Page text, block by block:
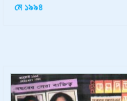
মে ১৯৯৪